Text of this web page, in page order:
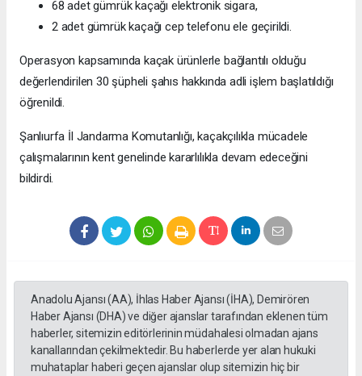
68 adet gümrük kaçağı elektronik sigara,
2 adet gümrük kaçağı cep telefonu ele geçirildi.
Operasyon kapsamında kaçak ürünlerle bağlantılı olduğu
değerlendirilen 30 şüpheli şahıs hakkında adli işlem başlatıldığı
öğrenildi.
Şanlıurfa İl Jandarma Komutanlığı, kaçakçılıkla mücadele
çalışmalarının kent genelinde kararlılıkla devam edeceğini
bildirdi.
Anadolu Ajansı (AA), İhlas Haber Ajansı (İHA), Demirören
Haber Ajansı (DHA) ve diğer ajanslar tarafından eklenen tüm
haberler, sitemizin editörlerinin müdahalesi olmadan ajans
kanallarından çekilmektedir. Bu haberlerde yer alan hukuki
muhataplar haberi geçen ajanslar olup sitemizin hiç bir